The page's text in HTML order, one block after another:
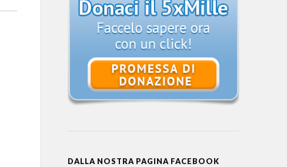
DALLA NOSTRA PAGINA FACEBOOK